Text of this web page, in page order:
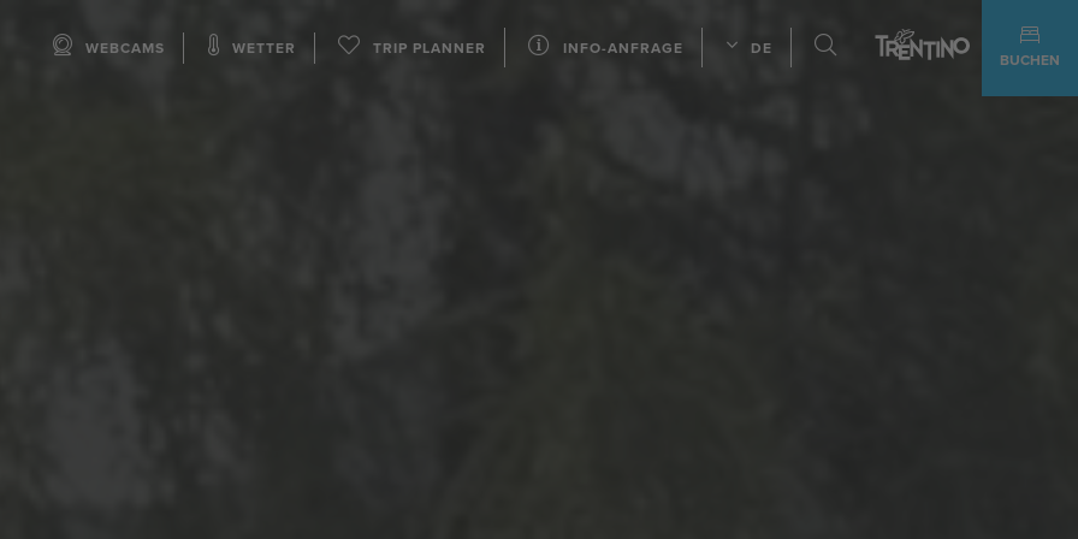
WEBCAMS WETTER TRIP PLANNER INFO-ANFRAGE DE
BUCHEN